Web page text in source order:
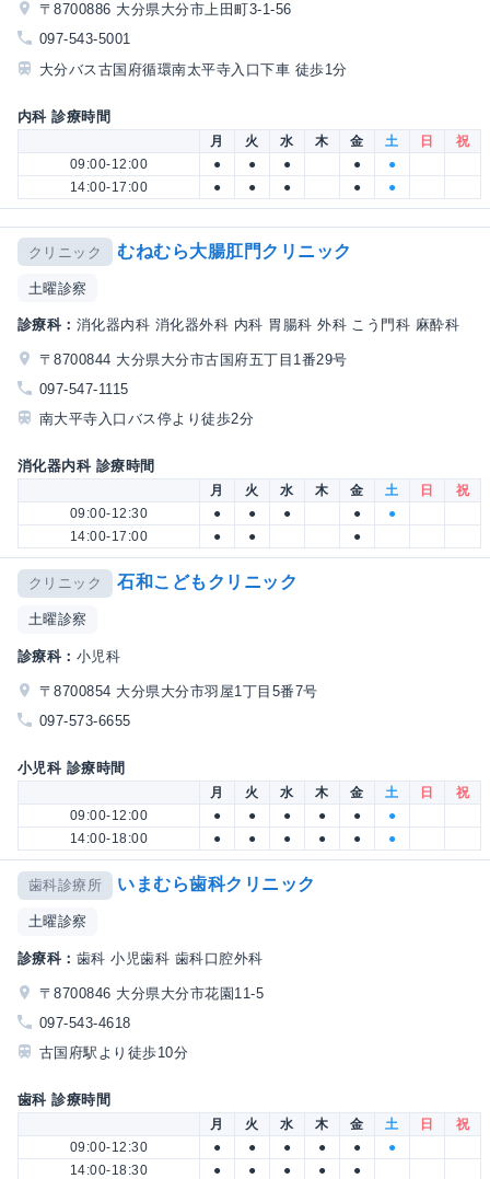
〒8700886 大分県大分市上田町3-1-56
097-543-5001
大分バス古国府循環南太平寺入口下車 徒歩1分
内科 診療時間
月 火 水 木 金 土 日
祝
09:00-12:00
● ● ● ●
●
14:00-17:00
● ● ● ● ●
クリニック むねむら大腸肛門クリニック
土曜診察
診療科： 消化器内科 消化器外科 内科 胃腸科 外科 こう門科 麻酔科
〒8700844 大分県大分市古国府五丁目1番29号
097-547-1115
南大平寺入口バス停より徒歩2分
消化器内科 診療時間
月 火 水 木 金 土 日
祝
09:00-12:30
● ● ● ●
●
14:00-17:00
● ● ●
クリニック 石和こどもクリニック
土曜診察
診療科： 小児科
〒8700854 大分県大分市羽屋1丁目5番7号
097-573-6655
小児科 診療時間
月 火 水 木 金 土 日
祝
09:00-12:00
● ● ● ● ●
●
14:00-18:00
● ● ● ● ● ●
歯科診療所 いまむら歯科クリニック
土曜診察
診療科： 歯科 小児歯科 歯科口腔外科
〒8700846 大分県大分市花園11-5
097-543-4618
古国府駅より徒歩10分
歯科 診療時間
月 火 水 木 金 土 日
祝
09:00-12:30
● ● ● ● ●
●
14:00-18:30
● ● ● ● ●